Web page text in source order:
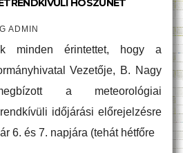
HÓSZÜNET
ADMIN
minden érintettet, hogy a
Vezetője, B. Nagy
a meteorológiai
időjárási előrejelzésre
6. és 7. napjára (tehát hétfőre